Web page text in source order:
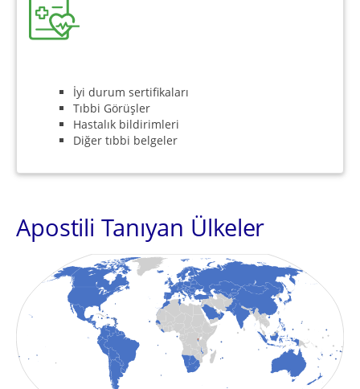
İyi durum sertifikaları
Tıbbi Görüşler
Hastalık bildirimleri
Diğer tıbbi belgeler
Apostili Tanıyan Ülkeler